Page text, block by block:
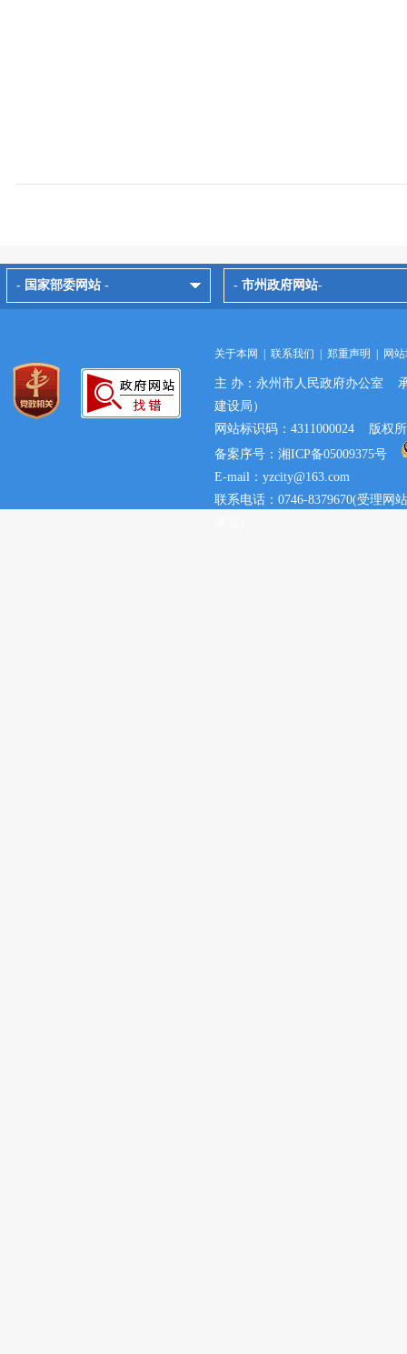
- 国家部委网站 - - 市州政府网站-
关于本网 联系我们 郑重声明 网
主 办：永州市人民政府办公室
建设局）
网站标识码：4311000024 版权
备案序号：湘ICP备05009375号
E-mail：yzcity@163.com
联系电话：0746-8379670(受理网